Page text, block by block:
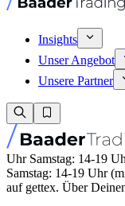
Insights
Unser Angebot
Unsere Partner
Uhr Samstag: 14-19
Samstag: 14-19 Uhr
auf gettex. Über